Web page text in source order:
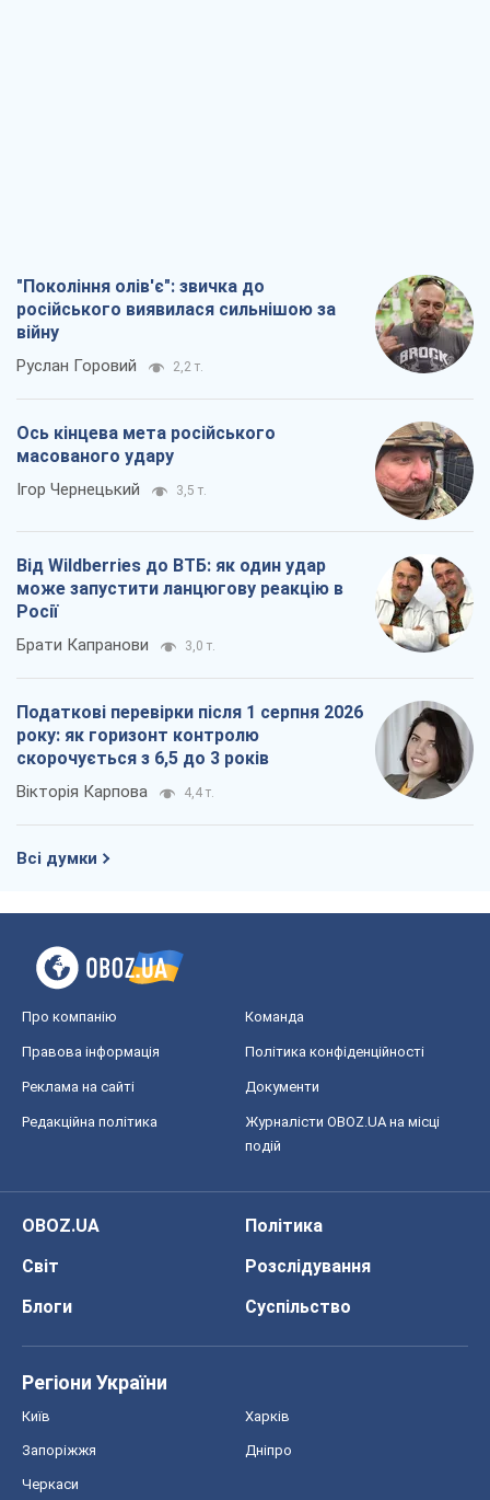
"Покоління олів'є": звичка до
російського виявилася сильнішою за
війну
Руслан Горовий 2,2 т.
Ось кінцева мета російського
масованого удару
Ігор Чернецький 3,5 т.
Від Wildberries до ВТБ: як один удар
може запустити ланцюгову реакцію в
Росії
Брати Капранови 3,0 т.
Податкові перевірки після 1 серпня 2026
року: як горизонт контролю
скорочується з 6,5 до 3 років
Вікторія Карпова 4,4 т.
Всі думки
Про компанію Команда
Правова інформація Політика конфіденційності
Реклама на сайті Документи
Редакційна політика
Журналісти OBOZ.UA на місці
подій
OBOZ.UA
Політика
Світ
Розслідування
Блоги
Суспільство
Регіони України
Київ Харків
Запоріжжя Дніпро
Черкаси